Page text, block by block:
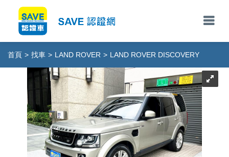
首頁 > 找車 > LAND ROVER > LAND ROVER DISCOVERY